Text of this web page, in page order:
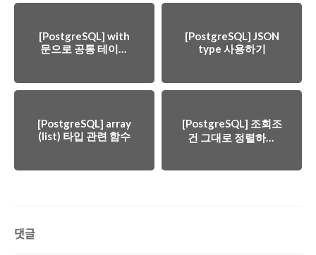
[PostgreSQL] with
문으로 공통 테이블
[PostgreSQL] JSON
type 사용하기
[PostgreSQL] array
(list) 타입 관련 함수
[PostgreSQL] 조회조
건 그대로 정렬하기
댓글